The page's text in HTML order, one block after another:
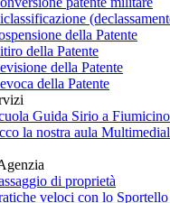
della Patente
della Patente
della Patente
della Patente
Guida Sirio a
la nostra aula
di proprietà
veloci con lo